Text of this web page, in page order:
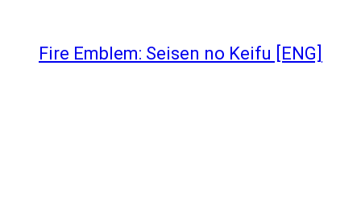
Fire Emblem: Seisen no Keifu [ENG]